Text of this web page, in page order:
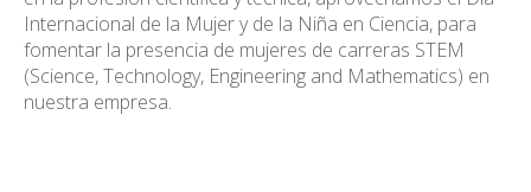
Internacional de la Mujer y de la Niña en Ciencia, para
fomentar la presencia de mujeres de carreras STEM
(Science, Technology, Engineering and Mathematics) en
nuestra empresa.